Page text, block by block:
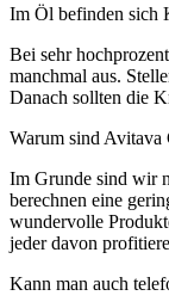
Im Öl befinden sich
Bei sehr
manchmal aus.
Danach sollten die
Warum sind
Im Grunde sind wir
berechnen eine
wundervolle
jeder davon
Kann man auch